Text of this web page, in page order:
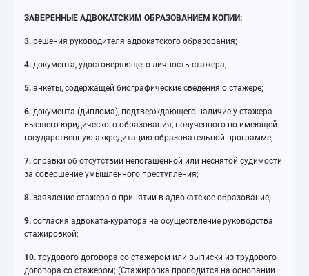
ЗАВЕРЕННЫЕ АДВОКАТСКИМ ОБРАЗОВАНИЕМ КОПИИ:
3. решения руководителя адвокатского образования;
4. документа, удостоверяющего личность стажера;
5. анкеты, содержащей биографические сведения о стажере;
6. документа (диплома), подтверждающего наличие у стажера
высшего юридического образования, полученного по имеющей
государственную аккредитацию образовательной программе;
7. справки об отсутствии непогашенной или неснятой судимости
за совершение умышленного преступления;
8. заявление стажера о принятии в адвокатское образование;
9. согласия адвоката-куратора на осуществление руководства
стажировкой;
10. трудового договора со стажером или выписки из трудового
договора со стажером; (Стажировка проводится на основании